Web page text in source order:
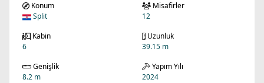
Konum
Split
Misafirler
12
Kabin
6
Uzunluk
39.15 m
Genişlik
8.2 m
Yapım Yılı
2024